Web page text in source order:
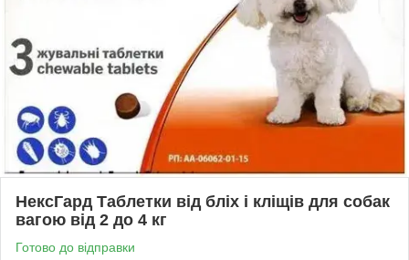
НексГард Таблетки від бліх і кліщів для собак
вагою від 2 до 4 кг
Готово до відправки